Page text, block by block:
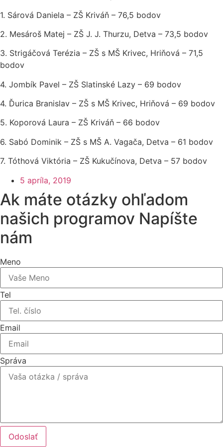
1. Sárová Daniela – ZŠ Kriváň – 76,5 bodov
2. Mesároš Matej – ZŠ J. J. Thurzu, Detva – 73,5 bodov
3. Strigáčová Terézia – ZŠ s MŠ Krivec, Hriňová – 71,5
bodov
4. Jombík Pavel – ZŠ Slatinské Lazy – 69 bodov
4. Ďurica Branislav – ZŠ s MŠ Krivec, Hriňová – 69 bodov
5. Koporová Laura – ZŠ Kriváň – 66 bodov
6. Sabó Dominik – ZŠ s MŠ A. Vagača, Detva – 61 bodov
7. Tóthová Viktória – ZŠ Kukučínova, Detva – 57 bodov
5 apríla, 2019
Ak máte otázky ohľadom
našich programov Napíšte
nám
Meno
Tel
Email
Správa
Odoslať